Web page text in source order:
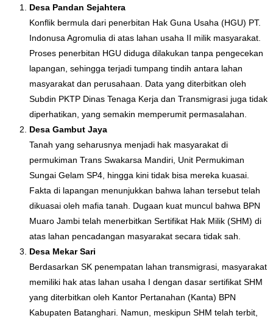
Desa Pandan Sejahtera
Konflik bermula dari penerbitan Hak Guna Usaha (HGU) PT.
Indonusa Agromulia di atas lahan usaha II milik masyarakat.
Proses penerbitan HGU diduga dilakukan tanpa pengecekan
lapangan, sehingga terjadi tumpang tindih antara lahan
masyarakat dan perusahaan. Data yang diterbitkan oleh
Subdin PKTP Dinas Tenaga Kerja dan Transmigrasi juga tidak
diperhatikan, yang semakin memperumit permasalahan.
Desa Gambut Jaya
Tanah yang seharusnya menjadi hak masyarakat di
permukiman Trans Swakarsa Mandiri, Unit Permukiman
Sungai Gelam SP4, hingga kini tidak bisa mereka kuasai.
Fakta di lapangan menunjukkan bahwa lahan tersebut telah
dikuasai oleh mafia tanah. Dugaan kuat muncul bahwa BPN
Muaro Jambi telah menerbitkan Sertifikat Hak Milik (SHM) di
atas lahan pencadangan masyarakat secara tidak sah.
Desa Mekar Sari
Berdasarkan SK penempatan lahan transmigrasi, masyarakat
memiliki hak atas lahan usaha I dengan dasar sertifikat SHM
yang diterbitkan oleh Kantor Pertanahan (Kanta) BPN
Kabupaten Batanghari. Namun, meskipun SHM telah terbit,